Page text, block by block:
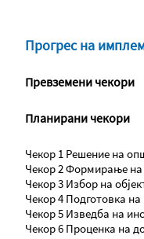
Прогрес на
Превземени чекори
Планирани чекори
Чекор 1 Решение на
Чекор 2 Формирање на
Чекор 3 Избор на
Чекор 4 Подготовка
Чекор 5 Изведба на
Чекор 6 Проценка на